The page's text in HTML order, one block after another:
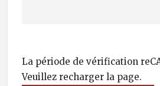
La période de vérification
Veuillez recharger la page.